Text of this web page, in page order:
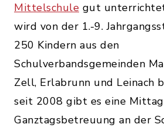
Mittelschule gut
wird von der 1.-9.
250 Kindern aus den
Schulverbandsgemeinden
Zell, Erlabrunn und Leinach
seit 2008 gibt es eine
Ganztagsbetreuung an der